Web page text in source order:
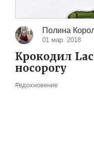
Полина
01 мар. 2018
Крокодил
носорогу
#вдохновение